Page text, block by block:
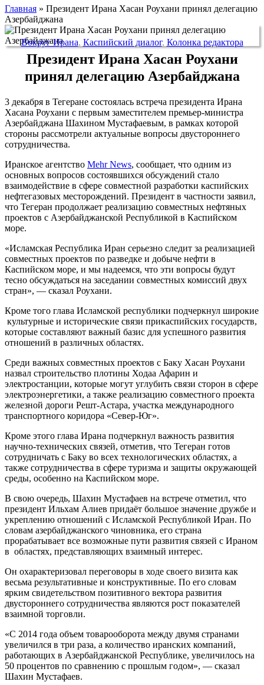
Главная » Президент Ирана Хасан Роухани принял делегацию
Азербайджана
Вокруг Ирана, Каспийский диалог, Колонка редактора
Президент Ирана Хасан Роухани
принял делегацию Азербайджана
3 декабря в Тегеране состоялась встреча президента Ирана
Хасана Роухани с первым заместителем премьер-министра
Азербайджана Шахином Мустафаевым, в рамках которой
стороны рассмотрели актуальные вопросы двустороннего
сотрудничества.
Иранское агентство Mehr News, сообщает, что одним из
основных вопросов состоявшихся обсуждений стало
взаимодействие в сфере совместной разработки каспийских
нефтегазовых месторождений. Президент в частности заявил,
что Тегеран продолжает реализацию совместных нефтяных
проектов с Азербайджанской Республикой в Каспийском
море.
«Исламская Республика Иран серьезно следит за реализацией
совместных проектов по разведке и добыче нефти в
Каспийском море, и мы надеемся, что эти вопросы будут
тесно обсуждаться на заседании совместных комиссий двух
стран», — сказал Роухани.
Кроме того глава Исламской республики подчеркнул широкие
культурные и исторические связи прикаспийских государств,
которые составляют важный базис для успешного развития
отношений в различных областях.
Среди важных совместных проектов с Баку Хасан Роухани
назвал строительство плотины Ходаа Афарин и
электростанции, которые могут углубить связи сторон в сфере
электроэнергетики, а также реализацию совместного проекта
железной дороги Решт-Астара, участка международного
транспортного коридора «Север-Юг».
Кроме этого глава Ирана подчеркнул важность развития
научно-технических связей, отметив, что Тегеран готов
сотрудничать с Баку во всех технологических областях, а
также сотрудничества в сфере туризма и защиты окружающей
среды, особенно на Каспийском море.
В свою очередь, Шахин Мустафаев на встрече отметил, что
президент Ильхам Алиев придаёт большое значение дружбе и
укреплению отношений с Исламской Республикой Иран. По
словам азербайджанского чиновника, его страна
прорабатывает все возможные пути развития связей с Ираном
в областях, представляющих взаимный интерес.
Он охарактеризовал переговоры в ходе своего визита как
весьма результативные и конструктивные. По его словам
ярким свидетельством позитивного вектора развития
двустороннего сотрудничества являются рост показателей
взаимной торговли.
«С 2014 года объем товарооборота между двумя странами
увеличился в три раза, а количество иранских компаний,
работающих в Азербайджанской Республике, увеличилось на
50 процентов по сравнению с прошлым годом», — сказал
Шахин Мустафаев.